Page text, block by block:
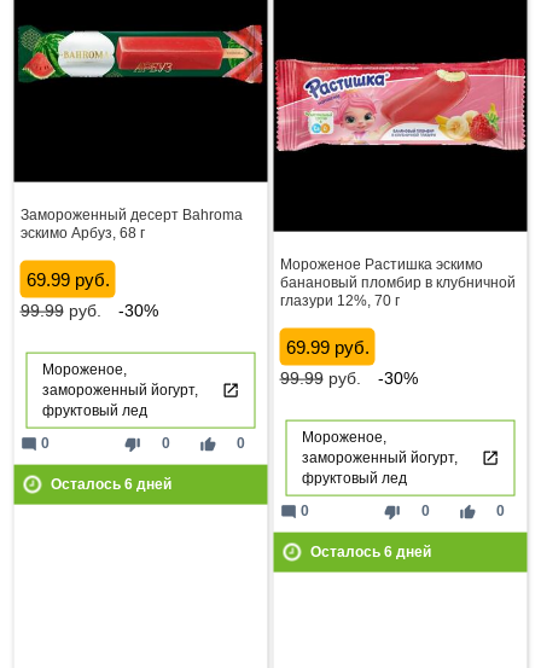
Замороженный десерт Bahroma
эскимо Арбуз, 68 г
69.99 руб.
99.99руб. -30%
Мороженое,
замороженный йогурт,
фруктовый лед
thumb_down 0 thumb_up 0
mode_comment 0
Осталось 6дней
Мороженое Растишка эскимо
банановый пломбир в клубничной
глазури 12%, 70 г
69.99 руб.
99.99руб. -30%
Мороженое,
замороженный йогурт,
фруктовый лед
thumb_down 0 thumb_up 0
mode_comment 0
Осталось 6дней